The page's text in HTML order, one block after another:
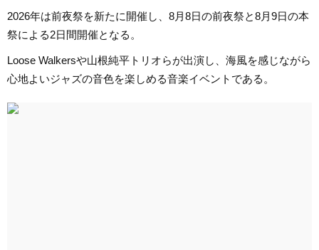
2026年は前夜祭を新たに開催し、8月8日の前夜祭と8月9日の本
祭による2日間開催となる。
Loose Walkersや山根純平トリオらが出演し、海風を感じながら
心地よいジャズの音色を楽しめる音楽イベントである。